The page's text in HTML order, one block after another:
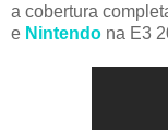
a cobertura
e Nintendo na E3